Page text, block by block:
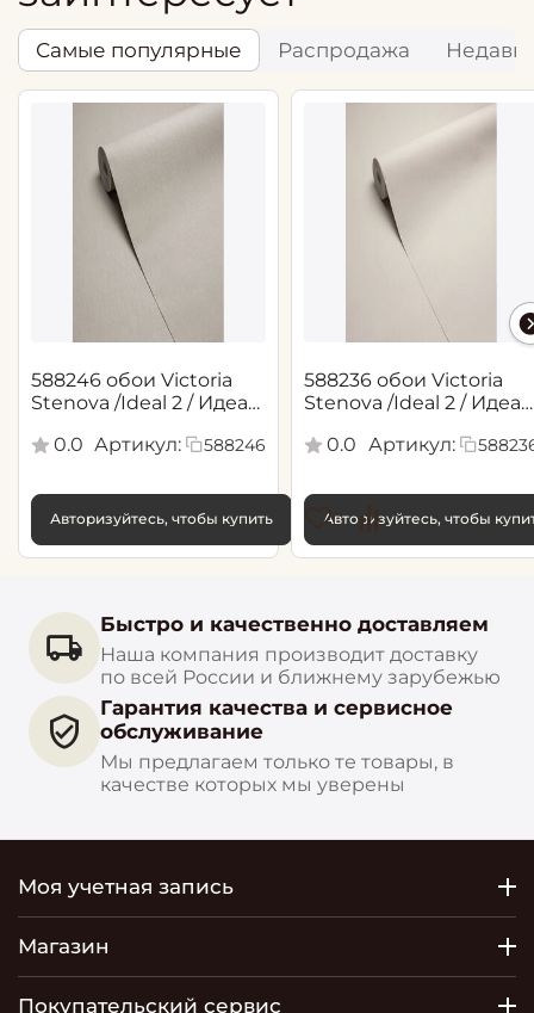
Самые популярные Распродажа
588246 обои Victoria
Stenova /Ideal 2 / Идеал
0.0 Артикул: 588246
Авторизуйтесь, чтобы купить
588236 обои Victoria
Stenova /Ideal 2 / Идеал
0.0 Артикул:
Авторизуйтесь, чтобы
Быстро и качественно доставляем
Наша компания производит доставку
по всей России и ближнему зарубежью
Гарантия качества и сервисное
обслуживание
Мы предлагаем только те товары, в
качестве которых мы уверены
Моя учетная запись
Магазин
Покупательский сервис